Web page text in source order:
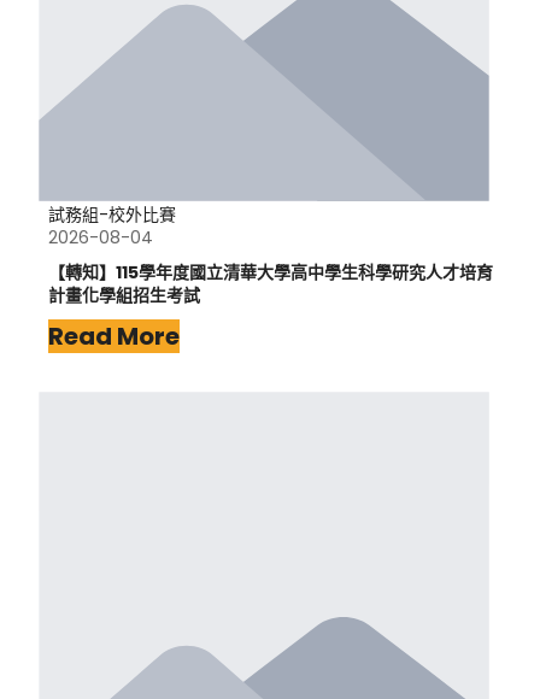
試務組-校外比賽
2026-08-04
【轉知】115學年度國立清華大學高中學生科學研究人才培育
計畫化學組招生考試
Read More